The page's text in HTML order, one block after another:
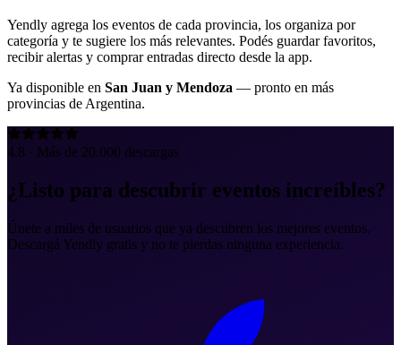
Yendly agrega los eventos de cada provincia, los organiza por
categoría y te sugiere los más relevantes. Podés guardar favoritos,
recibir alertas y comprar entradas directo desde la app.
Ya disponible en San Juan y Mendoza — pronto en más
provincias de Argentina.
4.8 · Más de 20.000 descargas
¿Listo para descubrir eventos increíbles?
Únete a miles de usuarios que ya descubren los mejores eventos.
Descargá Yendly gratis y no te pierdas ninguna experiencia.